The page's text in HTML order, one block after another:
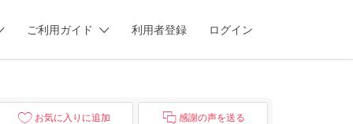
ご利用ガイド 利用者登録 ログイン
お気に入りに追加 感謝の声を送る